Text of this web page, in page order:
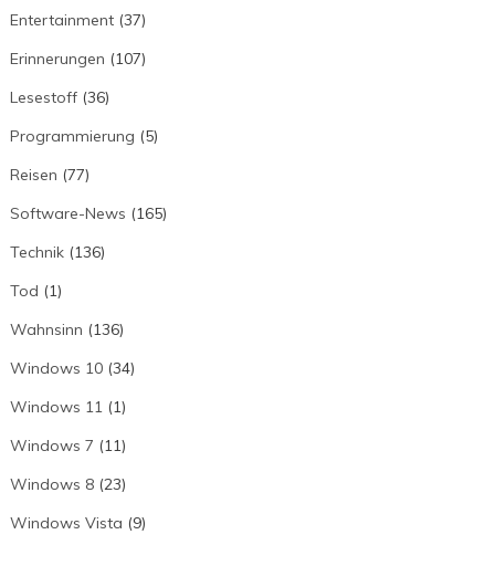
Entertainment(37)
Erinnerungen (107)
Lesestoff(36)
Programmierung (5)
Reisen (77)
Software-News (165)
Technik(136)
Tod (1)
Wahnsinn (136)
Windows 10(34)
Windows 11(1)
Windows 7 (11)
Windows 8(23)
Windows Vista (9)